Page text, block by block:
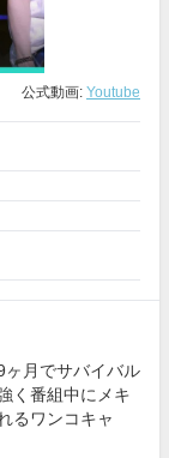
公式動画: Youtube
ヶ月でサバイバル
く番組中にメキ
るワンコキャ